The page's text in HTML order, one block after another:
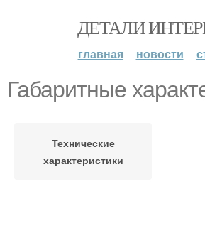
ДЕТАЛИ
главная новости
Габаритные
Технические
характеристики